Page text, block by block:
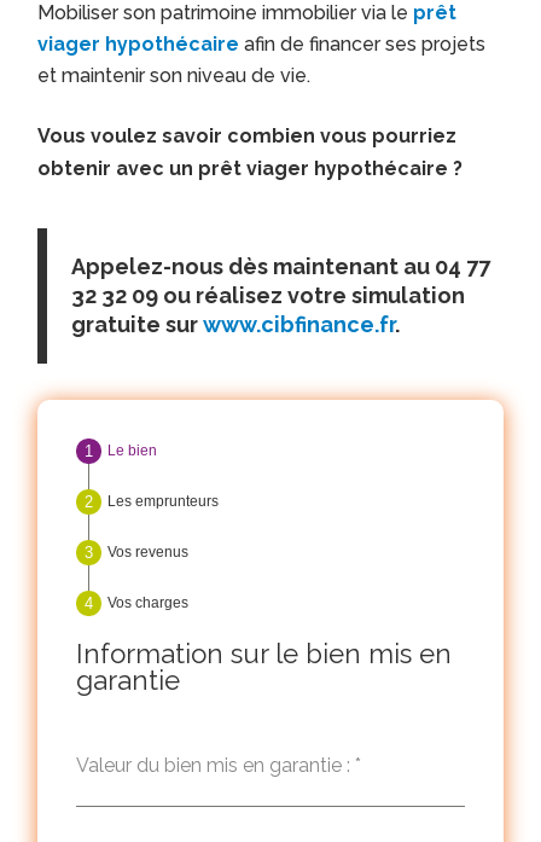
Mobiliser son patrimoine immobilier via le prêt
viager hypothécaire afin de financer ses projets
et maintenir son niveau de vie.
Vous voulez savoir combien vous pourriez
obtenir avec un prêt viager hypothécaire ?
Appelez-nous dès maintenant au 04 77
32 32 09 ou réalisez votre simulation
gratuite surwww.cibfinance.fr.
Le bien
Les emprunteurs
Vos revenus
Vos charges
Information sur le bien mis en
garantie
Valeur du bien mis en garantie : *